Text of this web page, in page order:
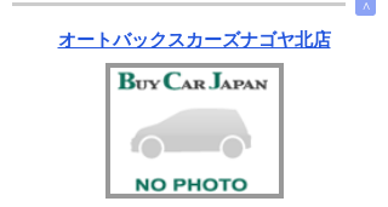
∧
オートバックスカーズナゴヤ北店